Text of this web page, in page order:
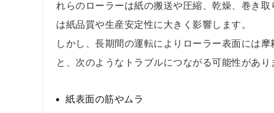
れらのローラーは紙の搬送や圧縮、乾燥、巻き
は紙品質や生産安定性に大きく影響します。
しかし、長期間の運転によりローラー表面には
と、次のようなトラブルにつながる可能性があり
紙表面の筋やムラ